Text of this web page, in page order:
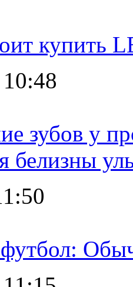
купить
зубов у
белизны